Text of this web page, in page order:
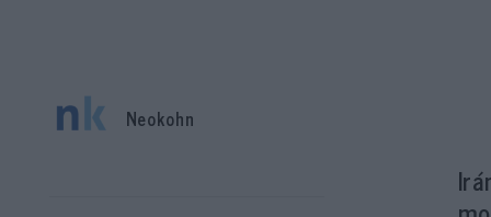
Neokohn